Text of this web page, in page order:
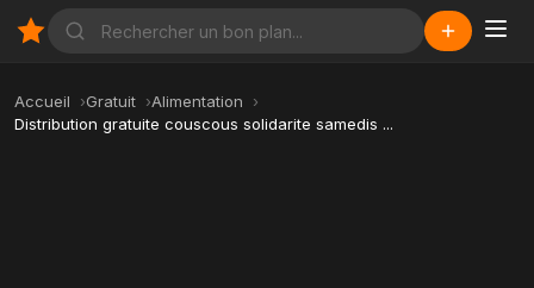
Accueil Gratuit
Alimentation
Distribution gratuite couscous solidarite samedis ...